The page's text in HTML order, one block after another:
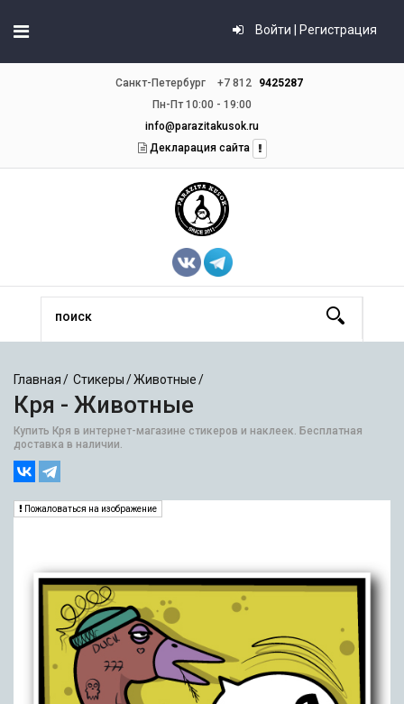
Войти | Регистрация
Санкт-Петербург +7 812
9425287
Пн-Пт 10:00 - 19:00
info@parazitakusok.ru
Декларация сайта
Главная Стикеры Животные
Кря - Животные
Купить Кря в интернет-магазине стикеров и наклеек. Бесплатная
доставка в наличии.
Пожаловаться на изображение